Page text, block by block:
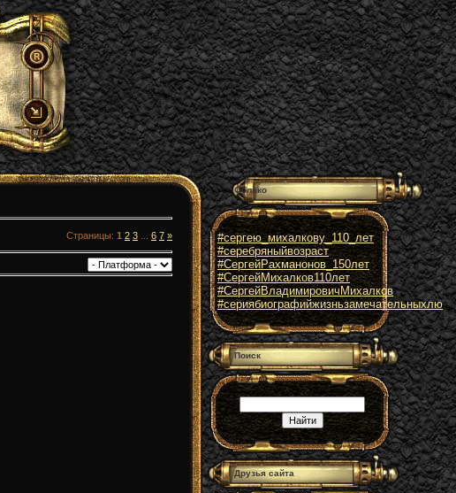
Страницы: 1 2 3 6 7 »
Облако
#сергею_михалкову_110_лет
#серебряныйвозраст
#СергейРахманонов_150лет
#СергейМихалков110лет
#СергейВладимировичМихалков
#сериябиографийжизньзамечательныхлю
Поиск
Друзья сайта